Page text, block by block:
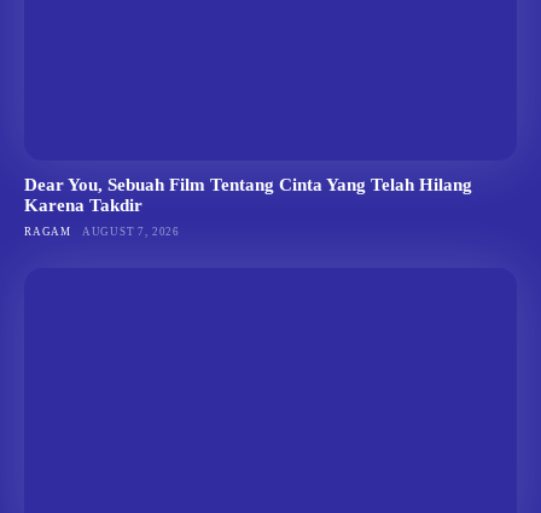
Dear You, Sebuah Film Tentang Cinta Yang Telah Hilang
Karena Takdir
RAGAM AUGUST 7, 2026